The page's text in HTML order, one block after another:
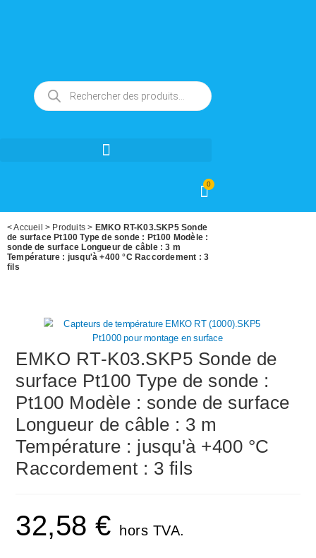
0
<Accueil > Produits > EMKO RT-K03.SKP5 Sonde
de surface Pt100 Type de sonde : Pt100 Modèle :
sonde de surface Longueur de câble : 3 m
Température : jusqu'à +400 °C Raccordement : 3
fils
EMKO RT-K03.SKP5 Sonde de
surface Pt100 Type de sonde :
Pt100 Modèle : sonde de surface
Longueur de câble : 3 m
Température : jusqu'à +400 °C
Raccordement : 3 fils
32,58€ hors TVA.